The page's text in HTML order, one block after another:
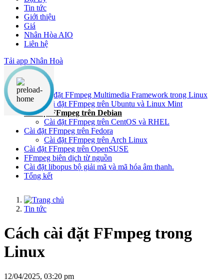
Tin tức
Giới thiệu
Giá
Nhân Hòa AIO
Liên hệ
Tải app Nhân Hoà
Nội dung chính
Cách cài đặt FFmpeg Multimedia Framework trong Linux
Cài đặt FFmpeg trên Ubuntu và Linux Mint
Cài đặt FFmpeg trên Debian
Cài đặt FFmpeg trên CentOS và RHEL
Cài đặt FFmpeg trên Fedora
Cài đặt FFmpeg trên Arch Linux
Cài đặt FFmpeg trên OpenSUSE
FFmpeg biên dịch từ nguồn
Cài đặt libopus bộ giải mã và mã hóa âm thanh.
Tổng kết
Tin tức
Cách cài đặt FFmpeg trong
Linux
12/04/2025, 03:20 pm